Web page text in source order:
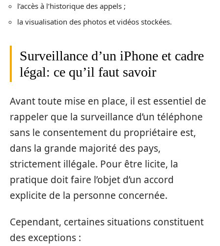
l’accès à l’historique des appels ;
la visualisation des photos et vidéos stockées.
Surveillance d’un iPhone et cadre
légal: ce qu’il faut savoir
Avant toute mise en place, il est essentiel de
rappeler que la surveillance d’un téléphone
sans le consentement du propriétaire est,
dans la grande majorité des pays,
strictement illégale. Pour être licite, la
pratique doit faire l’objet d’un accord
explicite de la personne concernée.
Cependant, certaines situations constituent
des exceptions :